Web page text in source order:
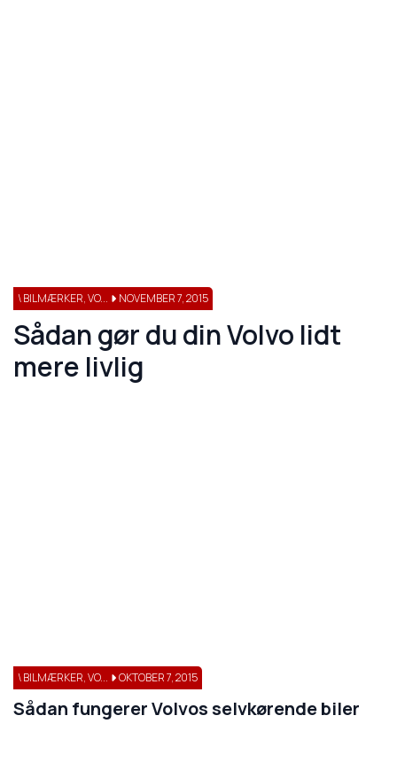
\ BILMÆRKER, VO... NOVEMBER 7, 2015
Sådan gør du din Volvo lidt
mere livlig
\ BILMÆRKER, VO... OKTOBER 7, 2015
Sådan fungerer Volvos selvkørende biler